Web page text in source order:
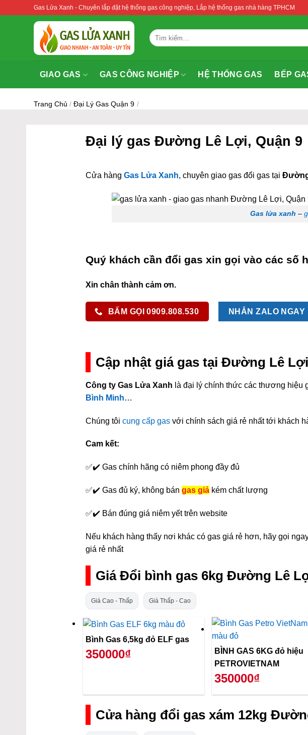
Gas Lửa Xanh - Chuyên lắp đặt hệ thống gas công nghiệp, Lắp hệ thống gas nhà hàng TPHCM
Tìm
kiếm:
GIAO GAS GAS CÔNG NGHIỆP HỆ THỐNG GAS BẾP
Trang Chủ / Đại Lý Gas Quận 9 /
Đại lý gas Đường Lê Lợi, Quận 9
Cửa hàngGas Lửa Xanh, chuyên giao gas đổi gas tại
Gas lửa xanh –
Quý khách cần đổi gas xin gọi vào các số
Xin chân thành cảm ơn.
BẤM GỌI 0909.808.530 NHẮN ZALO NGAY
Cập nhật giá gas tại Đường Lê
Công ty Gas Lửa Xanh là đại lý chính thức các thương hiệu
Bình Minh…
Chúng tôicung cấp gas với chính sách giá rẻ nhất tới khách
Cam kết:
✅✔️ Gas chính hãng có niêm phong đầy đủ
✅✔️ Gas đủ ký, không bángas giả kém chất lượng
✅✔️ Bán đúng giá niêm yết trên website
Nếu khách hàng thấy nơi khác có gas giá rẻ hơn, hãy gọi
giá rẻ nhất
Giá Đổi bình gas 6kg Đường Lê
Giá Cao - Thấp Giá Thấp - Cao
Bình Gas 6,5kg đỏ ELF gas
350000₫
BÌNH GAS 6KG đỏ hiệu
PETROVIETNAM
350000₫
Cửa hàng đổi gas xám 12kg